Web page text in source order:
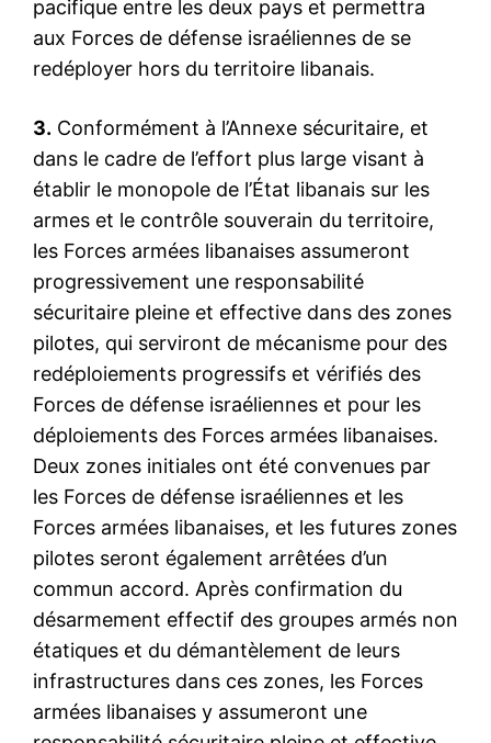
pacifique entre les deux pays et permettra
aux Forces de défense israéliennes de se
redéployer hors du territoire libanais.
3. Conformément à l’Annexe sécuritaire, et
dans le cadre de l’effort plus large visant à
établir le monopole de l’État libanais sur les
armes et le contrôle souverain du territoire,
les Forces armées libanaises assumeront
progressivement une responsabilité
sécuritaire pleine et effective dans des zones
pilotes, qui serviront de mécanisme pour des
redéploiements progressifs et vérifiés des
Forces de défense israéliennes et pour les
déploiements des Forces armées libanaises.
Deux zones initiales ont été convenues par
les Forces de défense israéliennes et les
Forces armées libanaises, et les futures zones
pilotes seront également arrêtées d’un
commun accord. Après confirmation du
désarmement effectif des groupes armés non
étatiques et du démantèlement de leurs
infrastructures dans ces zones, les Forces
armées libanaises y assumeront une